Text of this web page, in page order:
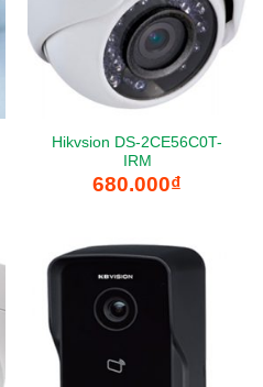
Hikvsion DS-2CE56C0T-
IRM
680.000₫